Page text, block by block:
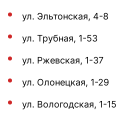
ул. Эльтонская, 4-8
ул. Трубная, 1-53
ул. Ржевская, 1-37
ул. Олонецкая, 1-29
ул. Вологодская, 1-15